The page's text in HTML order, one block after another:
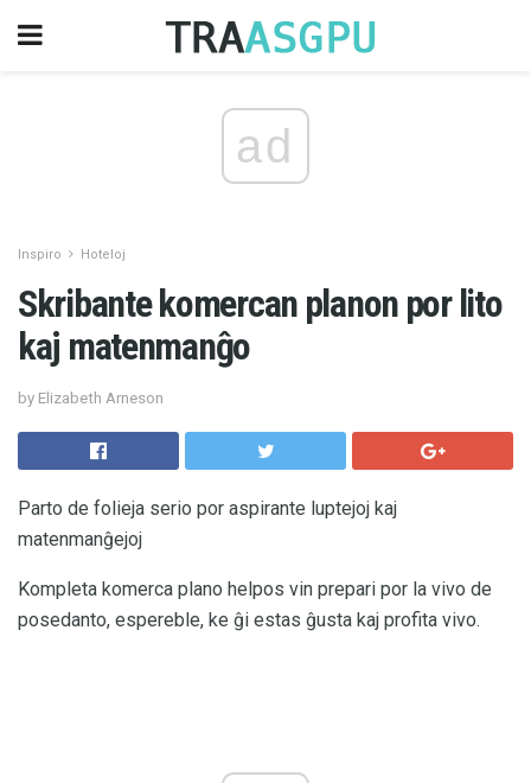
ad
Inspiro Hoteloj
Skribante komercan planon por lito
kaj matenmanĝo
by Elizabeth Arneson
Parto de folieja serio por aspirante luptejoj kaj
matenmanĝejoj
Kompleta komerca plano helpos vin prepari por la vivo de
posedanto, espereble, ke ĝi estas ĝusta kaj profita vivo.